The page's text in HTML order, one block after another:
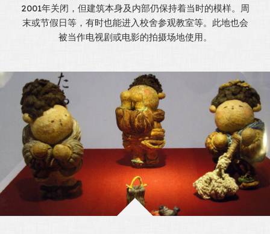
2001年关闭，但建筑本身及内部仍保持着当时的模样。周
末或节假日等，有时也能进入校舍参观教室等。此地也会
被当作电视剧或电影的拍摄场地使用。